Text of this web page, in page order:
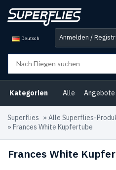
Deutsch Anmelden /
Kategorien Alle Angebote
Superflies » Alle Superflies-
» Frances White Kupfertube
Frances White